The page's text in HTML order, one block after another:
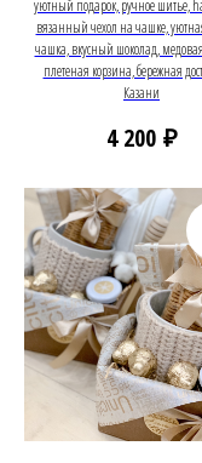
уютный подарок, ручное шитье,
вязанный чехол на чашке,
чашка, вкусный шоколад, медовая
плетеная корзина, бережная
Казани
4 200 ₽